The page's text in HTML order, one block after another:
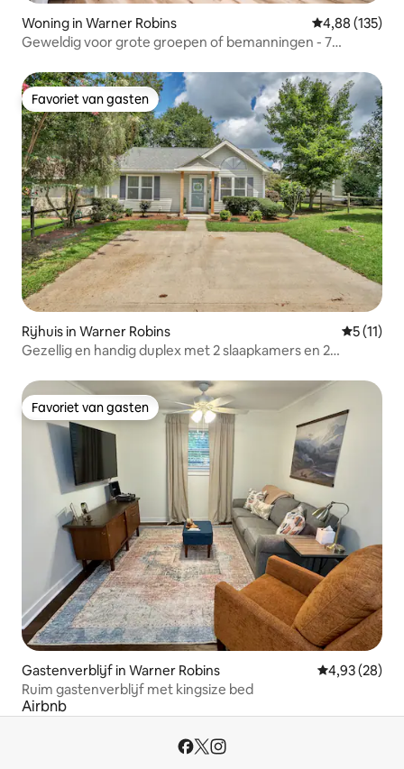
Woning in Warner Robins Gemiddelde
4,88 (135)
Geweldig voor grote groepen of bemanningen - 7
Favoriet van gasten
Favoriet van gasten
Rijhuis in Warner Robins
5 (11)
Gezellig en handig duplex met 2 slaapkamers en 2
Favoriet van gasten
Favoriet van gasten
Gastenverblijf in Warner Robins Gemiddelde
4,93 (28)
Ruim gastenverblijf met kingsize bed
Airbnb